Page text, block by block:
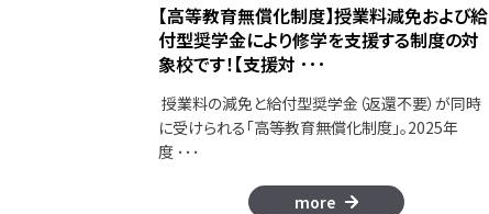
【高等教育無償化制度】授業料減免および給
付型奨学金により修学を支援する制度の対
象校です！【支援対 ･･･
授業料の減免と給付型奨学金（返還不要）が同時
に受けられる「高等教育無償化制度」。2025年
度 ･･･
more